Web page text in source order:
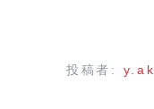
投稿者: